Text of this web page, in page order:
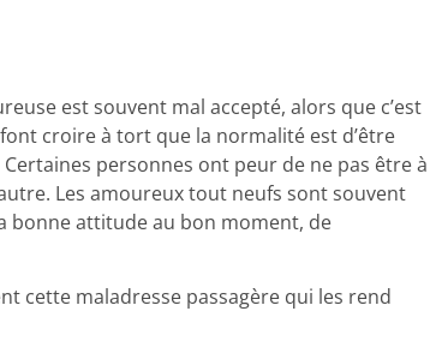
est souvent mal accepté, alors que c’est
croire à tort que la normalité est d’être
personnes ont peur de ne pas être à
Les amoureux tout neufs sont souvent
bonne attitude au bon moment, de
cette maladresse passagère qui les rend